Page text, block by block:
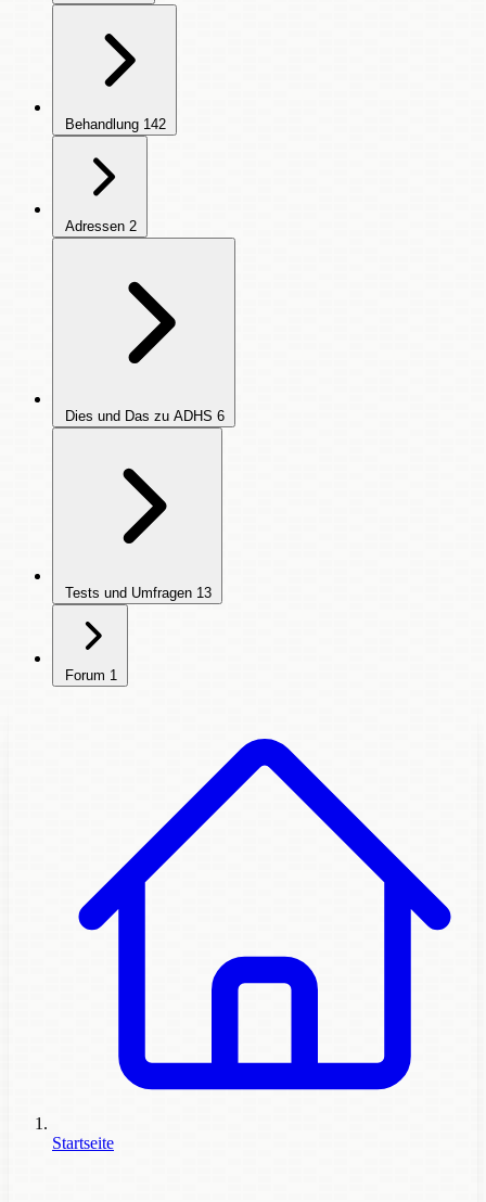
Behandlung 142
Adressen 2
Dies und Das zu ADHS 6
Tests und Umfragen 13
Forum 1
Startseite